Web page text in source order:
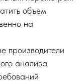
объем
на
производители
анализа